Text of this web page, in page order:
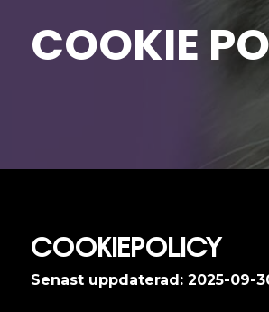
COOKIE
COOKIEPOLICY
Senast uppdaterad: 2025-09-